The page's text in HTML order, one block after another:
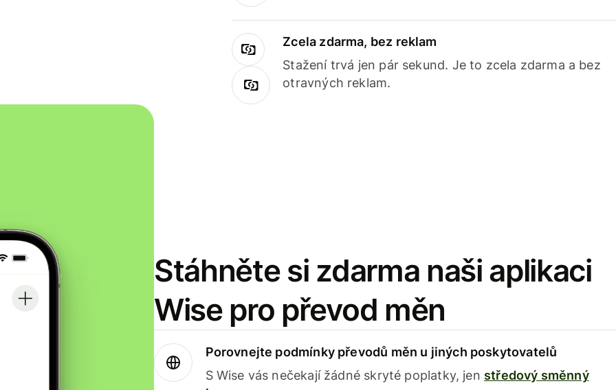
Zcela zdarma, bez reklam
Stažení trvá jen pár sekund. Je to zcela zdarma a bez
otravných reklam.
Stáhněte si zdarma naši aplikaci
Wise pro převod měn
Porovnejte podmínky převodů měn u jiných poskytovatelů
S Wise vás nečekají žádné skryté poplatky, jen středový směnný